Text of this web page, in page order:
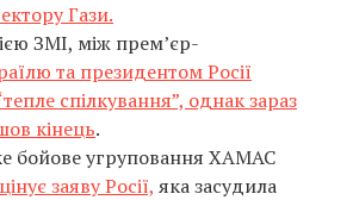
Гази.
ЗМІ, між прем’єр-
та президентом Росії
спілкування”, однак зараз
кінець.
бойове угруповання ХАМАС
цінує заяву Росії, яка засудила